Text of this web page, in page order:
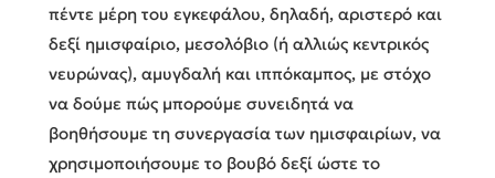
πέντε μέρη του εγκεφάλου, δηλαδή, αριστερό και
δεξί ημισφαίριο, μεσολόβιο (ή αλλιώς κεντρικός
νευρώνας), αμυγδαλή και ιππόκαμπος, με στόχο
να δούμε πώς μπορούμε συνειδητά να
βοηθήσουμε τη συνεργασία των ημισφαιρίων, να
χρησιμοποιήσουμε το βουβό δεξί ώστε το